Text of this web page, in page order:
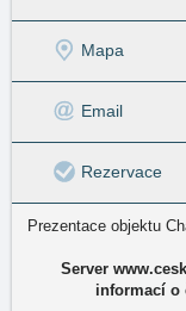
Mapa
Email
Rezervace
Prezentace objektu
Server
informací o